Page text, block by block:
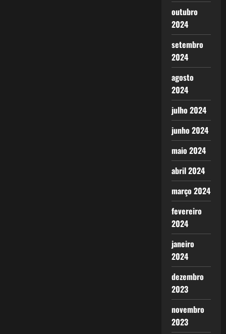
outubro
2024
setembro
2024
agosto
2024
julho 2024
junho 2024
maio 2024
abril 2024
março 2024
fevereiro
2024
janeiro
2024
dezembro
2023
novembro
2023